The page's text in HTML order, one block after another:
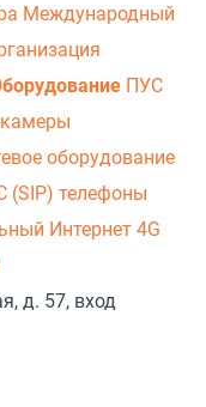
Международный
ПУС
оборудование
(SIP) телефоны
Интернет 4G
д. 57, вход